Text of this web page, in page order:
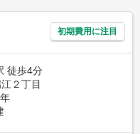
初期費用に注目
徒歩4分
２丁目